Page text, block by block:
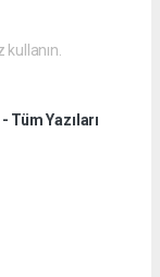
kullanın.
Tüm Yazıları